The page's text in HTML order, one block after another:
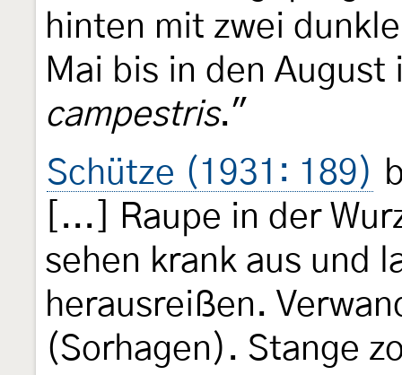
hinten mit zwei
Mai bis in den
campestris."
Schütze (1931: 189)
[...] Raupe in der
sehen krank aus und
herausreißen.
(Sorhagen). Stange